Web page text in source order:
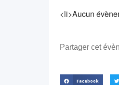
<li>Aucun
Partager cet
Facebook